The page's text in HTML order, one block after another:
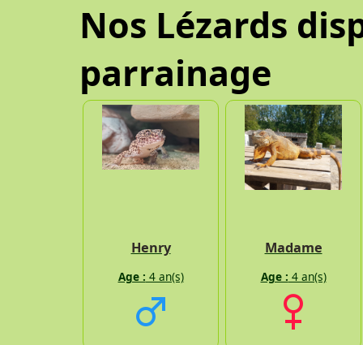
Nos Lézards
parrainage
Henry
Age : 4 an(s)
Madame
Age : 4 an(s)